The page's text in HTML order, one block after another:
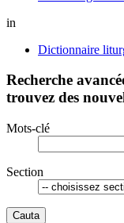
in
Dictionnaire
Recherche
trouvez des
Mots-clé
Section
Cauta